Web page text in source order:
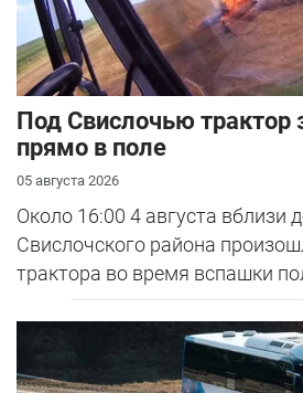
Под Свислочью трактор
прямо в поле
05 августа 2026
Около 16:00 4 августа вблизи
Свислочского района
трактора во время вспашки